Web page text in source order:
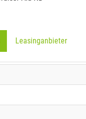
Leasinganbieter